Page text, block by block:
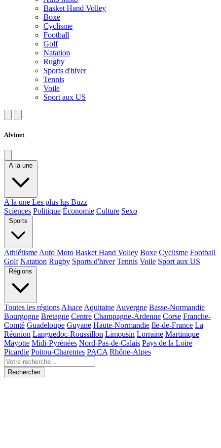
Basket Hand Volley
Boxe
Cyclisme
Football
Golf
Natation
Rugby
Sports d'hiver
Tennis
Voile
Sport aux US
Alvinet
A la une
A la une Les plus lus Buzz
Sciences Politique Économie Culture Sexo
Sports
Athlétisme Auto Moto Basket Hand Volley Boxe Cyclisme Football
Golf Natation Rugby Sports d'hiver Tennis Voile Sport aux US
Régions
Toutes les régions Alsace Aquitaine Auvergne Basse-Normandie
Bourgogne Bretagne Centre Champagne-Ardenne Corse Franche-
Comté Guadeloupe Guyane Haute-Normandie Ile-de-France La
Réunion Languedoc-Roussillon Limousin Lorraine Martinique
Mayotte Midi-Pyrénées Nord-Pas-de-Calais Pays de la Loire
Picardie Poitou-Charentes PACA Rhône-Alpes
Rechercher